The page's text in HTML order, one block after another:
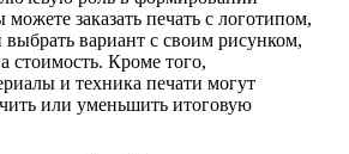
заказать печать с логотипом,
вариант с своим рисунком,
стоимость. Кроме того,
и техника печати могут
или уменьшить итоговую